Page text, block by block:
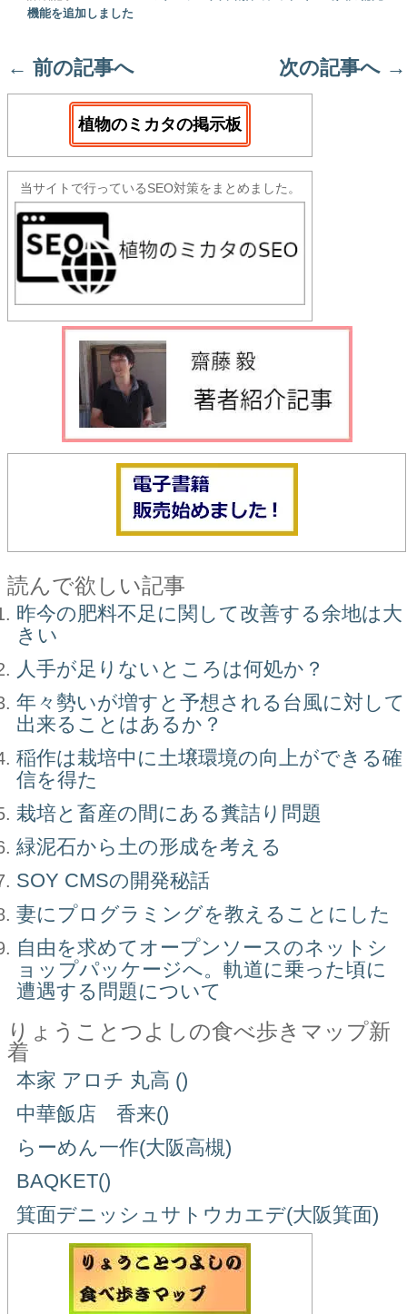
機能を追加しました
← 前の記事へ 次の記事へ →
植物のミカタの掲示板
当サイトで行っているSEO対策をまとめました。
読んで欲しい記事
昨今の肥料不足に関して改善する余地は大
きい
人手が足りないところは何処か？
年々勢いが増すと予想される台風に対して
出来ることはあるか？
稲作は栽培中に土壌環境の向上ができる確
信を得た
栽培と畜産の間にある糞詰り問題
緑泥石から土の形成を考える
SOY CMSの開発秘話
妻にプログラミングを教えることにした
自由を求めてオープンソースのネットシ
ョップパッケージへ。軌道に乗った頃に
遭遇する問題について
りょうことつよしの食べ歩きマップ新
着
本家 アロチ 丸高 ()
中華飯店 香来()
らーめん一作(大阪高槻)
BAQKET()
箕面デニッシュサトウカエデ(大阪箕面)